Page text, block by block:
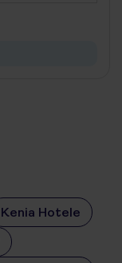
Kenia Hotele